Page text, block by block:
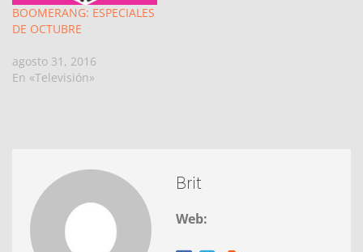
BOOMERANG: ESPECIALES
DE OCTUBRE
agosto 31, 2016
En «Televisión»
Brit
Web: